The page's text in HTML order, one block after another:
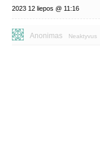
2023 12 liepos @ 11:16
Anonimas Neaktyvus